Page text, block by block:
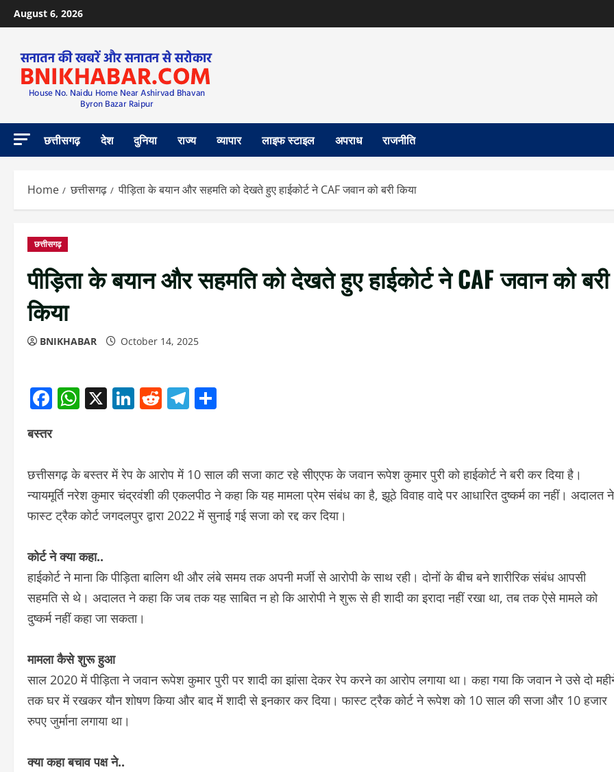
August 6, 2026
छत्तीसगढ़ देश दुनिया राज्य व्यापार लाइफ स्टाइल अपराध राजनीति
Home छत्तीसगढ़ पीड़िता के बयान और सहमति को देखते हुए हाईकोर्ट ने CAF जवान को बरी किया
छत्तीसगढ़
पीड़िता के बयान और सहमति को देखते हुए हाईकोर्ट ने CAF जवान को बरी
किया
BNIKHABAR October 14, 2025
Facebook
WhatsApp
X LinkedIn
RedditTelegram
बस्तर
छत्तीसगढ़ के बस्तर में रेप के आरोप में 10 साल की सजा काट रहे सीएएफ के जवान रूपेश कुमार पुरी को हाईकोर्ट ने बरी कर दिया है।
न्यायमूर्ति नरेश कुमार चंद्रवंशी की एकलपीठ ने कहा कि यह मामला प्रेम संबंध का है, झूठे विवाह वादे पर आधारित दुष्कर्म का नहीं। अदालत ने
फास्ट ट्रैक कोर्ट जगदलपुर द्वारा 2022 में सुनाई गई सजा को रद्द कर दिया।
कोर्ट ने क्या कहा..
हाईकोर्ट ने माना कि पीड़िता बालिग थी और लंबे समय तक अपनी मर्जी से आरोपी के साथ रही। दोनों के बीच बने शारीरिक संबंध आपसी
सहमति से थे। अदालत ने कहा कि जब तक यह साबित न हो कि आरोपी ने शुरू से ही शादी का इरादा नहीं रखा था, तब तक ऐसे मामले को
दुष्कर्म नहीं कहा जा सकता।
मामला कैसे शुरू हुआ
साल 2020 में पीड़िता ने जवान रूपेश कुमार पुरी पर शादी का झांसा देकर रेप करने का आरोप लगाया था। कहा गया कि जवान ने उसे दो
तक घर में रखकर यौन शोषण किया और बाद में शादी से इनकार कर दिया। फास्ट ट्रैक कोर्ट ने रूपेश को 10 साल की सजा और 10 हजार
रुपए जुर्माना लगाया था।
क्या कहा बचाव पक्ष ने..